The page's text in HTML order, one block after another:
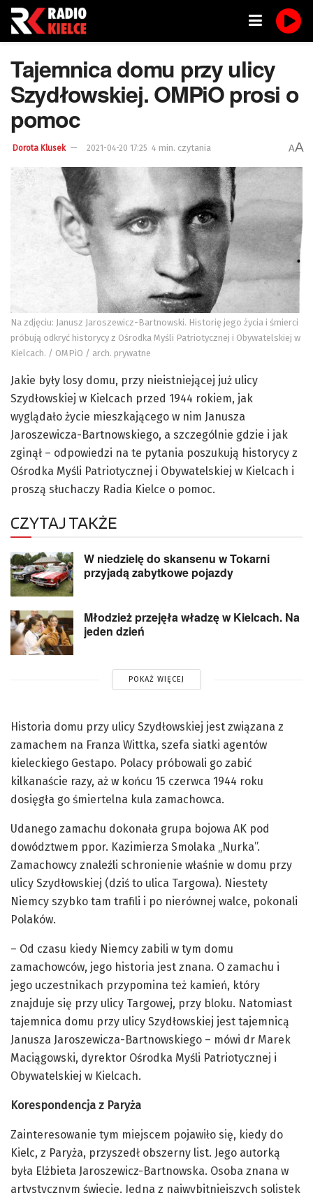
Tajemnica domu przy ulicy
Szydłowskiej. OMPiO prosi o
pomoc
Dorota Klusek 2021-04-20 17:25 4 min. czytania AA
Na zdjęciu: Janusz Jaroszewicz-Bartnowski. Historię jego życia i śmierci
próbują odkryć historycy z Ośrodka Myśli Patriotycznej i Obywatelskiej w
Kielcach. / OMPiO / arch. prywatne
Jakie były losy domu, przy nieistniejącej już ulicy
Szydłowskiej w Kielcach przed 1944 rokiem, jak
wyglądało życie mieszkającego w nim Janusza
Jaroszewicza-Bartnowskiego, a szczególnie gdzie i jak
zginął – odpowiedzi na te pytania poszukują historycy z
Ośrodka Myśli Patriotycznej i Obywatelskiej w Kielcach i
proszą słuchaczy Radia Kielce o pomoc.
CZYTAJ TAKŻE
W niedzielę do skansenu w Tokarni
przyjadą zabytkowe pojazdy
Młodzież przejęła władzę w Kielcach. Na
jeden dzień
POKAŻ WIĘCEJ
Historia domu przy ulicy Szydłowskiej jest związana z
zamachem na Franza Wittka, szefa siatki agentów
kieleckiego Gestapo. Polacy próbowali go zabić
kilkanaście razy, aż w końcu 15 czerwca 1944 roku
dosięgła go śmiertelna kula zamachowca.
Udanego zamachu dokonała grupa bojowa AK pod
dowództwem ppor. Kazimierza Smolaka „Nurka”.
Zamachowcy znaleźli schronienie właśnie w domu przy
ulicy Szydłowskiej (dziś to ulica Targowa). Niestety
Niemcy szybko tam trafili i po nierównej walce, pokonali
Polaków.
– Od czasu kiedy Niemcy zabili w tym domu
zamachowców, jego historia jest znana. O zamachu i
jego uczestnikach przypomina też kamień, który
znajduje się przy ulicy Targowej, przy bloku. Natomiast
tajemnica domu przy ulicy Szydłowskiej jest tajemnicą
Janusza Jaroszewicza-Bartnowskiego – mówi dr Marek
Maciągowski, dyrektor Ośrodka Myśli Patriotycznej i
Obywatelskiej w Kielcach.
Korespondencja z Paryża
Zainteresowanie tym miejscem pojawiło się, kiedy do
Kielc, z Paryża, przyszedł obszerny list. Jego autorką
była Elżbieta Jaroszewicz-Bartnowska. Osoba znana w
artystycznym świecie. Jedna z najwybitniejszych solistek